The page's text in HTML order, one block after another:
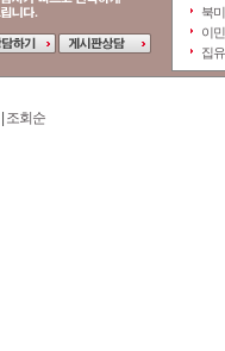
북
이
집
조회순